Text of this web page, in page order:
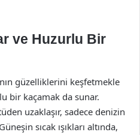
ve Huzurlu Bir
güzelliklerini keşfetmekle
bir kaçamak da sunar.
uzaklaşır, sadece denizin
sıcak ışıkları altında,